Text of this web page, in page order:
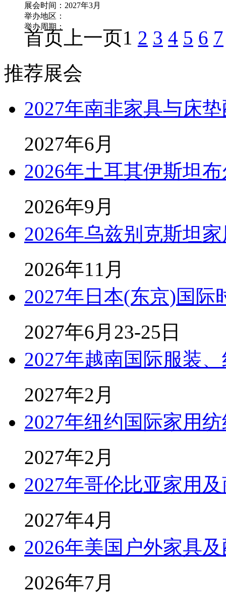
展会时间：2027年3月
举办地区：
举办周期：
首页 上一页1 2 3 4 5 6 7
推荐展会
2027年南非家具与床
2027年6月
2026年土耳其伊斯坦
2026年9月
2026年乌兹别克斯坦
2026年11月
2027年日本(东京)国际
2027年6月23-25日
2027年越南国际服装
2027年2月
2027年纽约国际家用
2027年2月
2027年哥伦比亚家用
2027年4月
2026年美国户外家具
2026年7月